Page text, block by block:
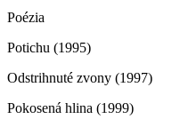
Poézia
Potichu (1995)
Odstrihnuté zvony (1997)
Pokosená hlina (1999)